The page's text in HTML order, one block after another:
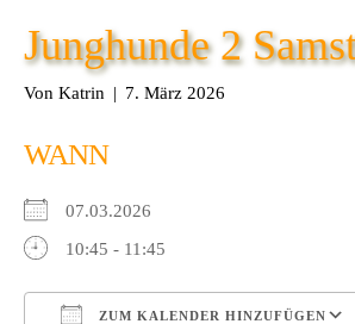
Junghunde 2
Von Katrin | 7. März 2026
WANN
07.03.2026
10:45 - 11:45
ZUM KALENDER HINZUFÜGEN